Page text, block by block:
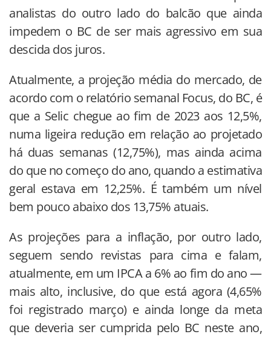
analistas do outro lado do balcão que ainda
impedem o BC de ser mais agressivo em sua
descida dos juros.
Atualmente, a projeção média do mercado, de
acordo com o relatório semanal Focus, do BC, é
que a Selic chegue ao fim de 2023 aos 12,5%,
numa ligeira redução em relação ao projetado
há duas semanas (12,75%), mas ainda acima
do que no começo do ano, quando a estimativa
geral estava em 12,25%. É também um nível
bem pouco abaixo dos 13,75% atuais.
As projeções para a inflação, por outro lado,
seguem sendo revistas para cima e falam,
atualmente, em um IPCA a 6% ao fim do ano —
mais alto, inclusive, do que está agora (4,65%
foi registrado março) e ainda longe da meta
que deveria ser cumprida pelo BC neste ano,